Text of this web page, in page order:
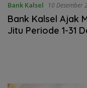
Bank Kalsel 10 Desember
Bank Kalsel Ajak
Jitu Periode 1-31